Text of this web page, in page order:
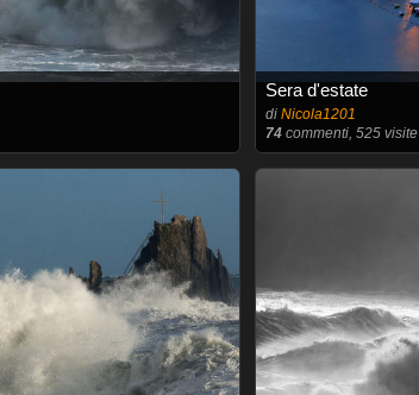
Sera d'estate
di Nicola1201
74commenti, 525 visite